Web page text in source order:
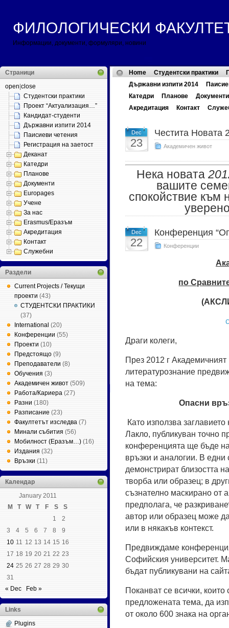
ФИЛОЛОГИЧЕСКИ ФАКУЛТЕТ
Информации, документи, формуляри, новини
Страници
open close
Студентски практики
Проект “Актуализация…”
Кандидат-студенти
Държавни изпити 2014
Паисиеви четения
Регистрация на заетост
Деканат
Катедри
Планове
Документи
Europages
Учене
За нас
Erasmus/Еразъм
Акредитация
Контакт
Служебни
Раздели
Current Projects / Текущи
проекти (43)
СТУДЕНТСКИ ПРАКТИКИ
(37)
International (20)
Конференции (55)
Проекти (10)
Предстоящо (9)
Преподаватели (8)
Обучения (3)
Академичен живот (509)
Работа/Кариера (27)
Разни (180)
Разписание (23)
Факултетът изследва (7)
Минали събития (56)
Мобилност (Еразъм…) (16)
Издания (32)
Връзки (11)
Календар
January 2011
M
T W T F S
S
1
2
3
4 5 6 7 8
9
10 11 12 13 14 15 16
17 18 19 20 21 22 23
24 25 26 27 28 29 30
31
« Dec
Feb »
Links
Plugins
Home Студентски практики
Държавни изпити 2014
Катедри
Планове
Документи
Акредитация
Контакт
Dec
23
Честита Новата
Академичен живот
Нека новата
вашите
спокойствие към
Dec
22
Конференция
Конференции
по
Драги колеги,
През 2012 г Академичният
литературознание
на тема:
Опасни
Като използва
Лакло, публикуван точно
конференцията ще бъде
връзки и аналогии. В едни
демонстрират близостта
творба или образец; в
съзнателно маскирано от
предполага, че
автор или образец може
или в някакъв контекст.
Предвиждаме
Софийския университет.
бъдат публикувани на
Поканват се всички, които
предложената тема, да
от около 600 знака на